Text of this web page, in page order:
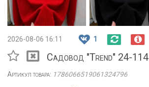
2026-08-06 16:11 1
Садовод "Trend" 24-114
Артикул товара: 1786066519061324796